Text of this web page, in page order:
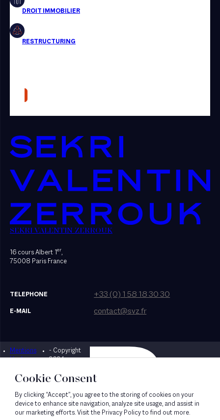
Presse
SEKRI VALENTIN ZERROUK
16 cours Albert 1er,
75008 Paris France
TELEPHONE +33 (0) 1 58 18 30 30
E-MAIL contact@svz.fr
Mentions
légales
- Copyright
2024
Designed by Bonhomme
Cookie Consent
By clicking “Accept”, you agree to the storing of cookies on your
device to enhance site navigation, analyze site usage, and assist in
our marketing efforts. Visit the Privacy Policy to find out more.